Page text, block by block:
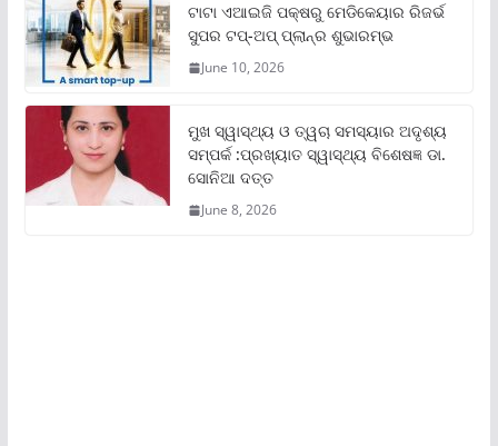
ଟାଟା ଏଆଇଜି ପକ୍ଷରୁ ମେଡିକେୟାର ରିଜର୍ଭ
ସୁପର ଟପ୍‌-ଅପ୍ ପ୍ଲାନ୍‌ର ଶୁଭାରମ୍ଭ
June 10, 2026
ମୁଖ ସ୍ୱାସ୍ଥ୍ୟ ଓ ତ୍ୱଚା ସମସ୍ୟାର ଅଦୃଶ୍ୟ
ସମ୍ପର୍କ :ପ୍ରଖ୍ୟାତ ସ୍ୱାସ୍ଥ୍ୟ ବିଶେଷଜ୍ଞ ଡା.
ସୋନିଆ ଦତ୍ତ
June 8, 2026